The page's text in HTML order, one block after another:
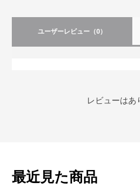
ユーザーレビュー （0）
レビューはあ
最近見た商品